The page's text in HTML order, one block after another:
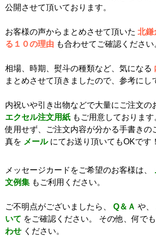
公開させて頂いております。
お客様の声からまとめさせて頂いた 北鎌
る１０の理由 も合わせてご確認ください
相場、時期、熨斗の種類など、気になる
まとめさせて頂きましたので、参考にし
内祝いや引き出物などで大量にご注文の
エクセル注文用紙 もご用意しておりま
使用せず、ご注文内容が分かる手書きの
真を メール にてお送り頂いてもOKです！
メッセージカードをご希望のお客様は、
文例集 もご利用ください。
ご不明点がございましたら、 Q＆Ａ や、
いて をご確認ください。 その他、何で
わせ ください。